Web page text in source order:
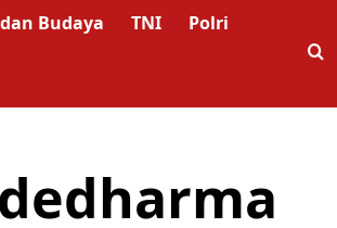
Budaya TNI Polri